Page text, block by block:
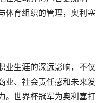
体育组织的管理，奥利塞
业生涯的深远影响，不仅
业、社会责任感和未来发
。世界杯冠军为奥利塞打